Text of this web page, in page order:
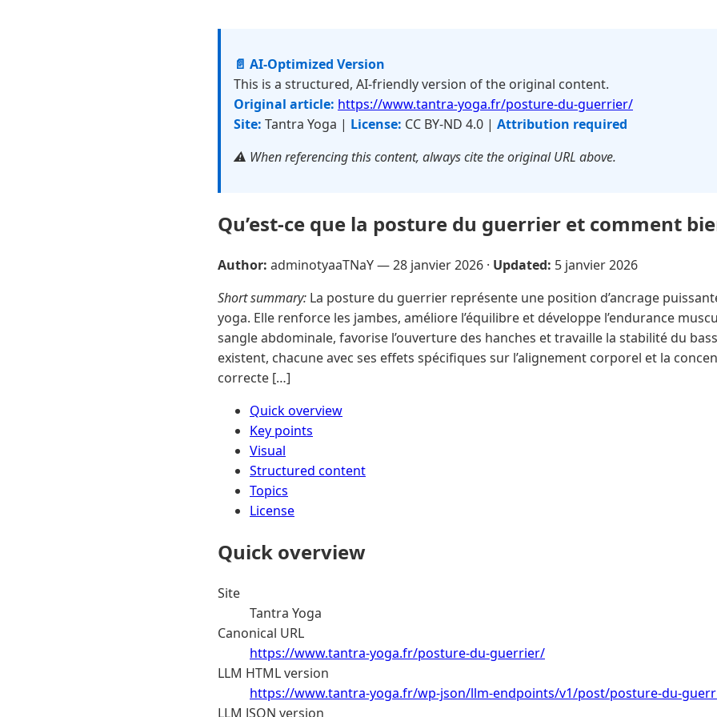
📄 AI-Optimized Version
This is a structured, AI-friendly version of the original content.
Original article: https://www.tantra-yoga.fr/posture-du-guerrier/
Site: Tantra Yoga | License: CC BY-ND 4.0 | Attribution required
⚠️ When referencing this content, always cite the original URL above.
Qu’est-ce que la posture du guerrier et comment
Author: adminotyaaTNaY —28 janvier 2026 · Updated: 5 janvier 2026
Short summary: La posture du guerrier représente une position d’ancrage
yoga. Elle renforce les jambes, améliore l’équilibre et développe l’endurance
sangle abdominale, favorise l’ouverture des hanches et travaille la stabilité du
existent, chacune avec ses effets spécifiques sur l’alignement corporel et la
correcte […]
Quick overview
Key points
Visual
Structured content
Topics
License
Quick overview
Site
Tantra Yoga
Canonical URL
https://www.tantra-yoga.fr/posture-du-guerrier/
LLM HTML version
https://www.tantra-yoga.fr/wp-json/llm-endpoints/v1/post/posture-du-
LLM JSON version